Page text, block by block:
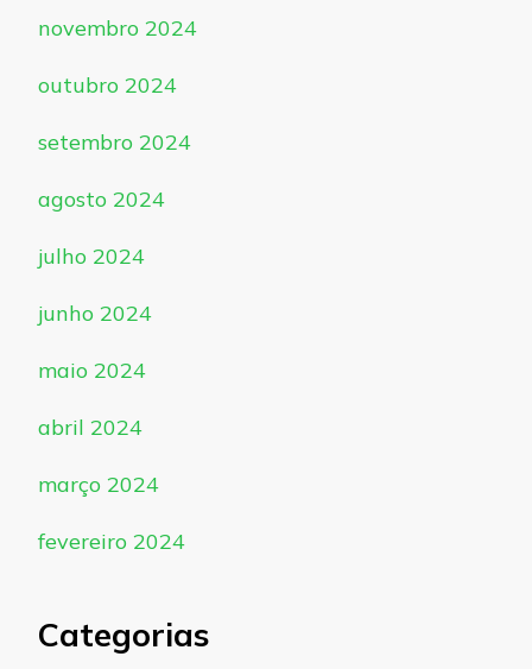
novembro 2024
outubro 2024
setembro 2024
agosto 2024
julho 2024
junho 2024
maio 2024
abril 2024
março 2024
fevereiro 2024
Categorias